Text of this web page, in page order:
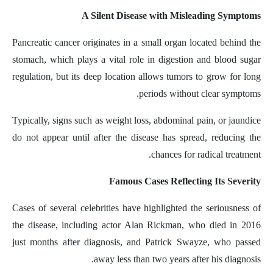
A Silent Disease with Misleading Symptoms
Pancreatic cancer originates in a small organ located behind the
stomach, which plays a vital role in digestion and blood sugar
regulation, but its deep location allows tumors to grow for long
periods without clear symptoms.
Typically, signs such as weight loss, abdominal pain, or jaundice
do not appear until after the disease has spread, reducing the
chances for radical treatment.
Famous Cases Reflecting Its Severity
Cases of several celebrities have highlighted the seriousness of
the disease, including actor Alan Rickman, who died in 2016
just months after diagnosis, and Patrick Swayze, who passed
away less than two years after his diagnosis.